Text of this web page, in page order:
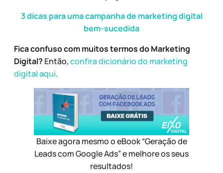
3 dicas para uma campanha de marketing digital
bem-sucedida
Fica confuso com muitos termos do Marketing
Digital? Então,confira dicionário do marketing
digital aqui.
Baixe agora mesmo o eBook “Geração de
Leads com Google Ads” e melhore os seus
resultados!